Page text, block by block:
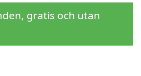
gratis och utan